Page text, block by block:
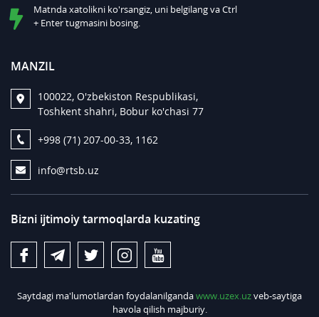
Matnda xatolikni ko'rsangiz, uni belgilang va Ctrl
+ Enter tugmasini bosing.
MANZIL
100022, O'zbekiston Respublikasi,
Toshkent shahri, Bobur ko'chasi 77
+998 (71) 207-00-33, 1162
info@rtsb.uz
Bizni ijtimoiy tarmoqlarda kuzating
Saytdagi ma'lumotlardan foydalanilgandawww.uzex.uzveb-saytiga
havola qilish majburiy.